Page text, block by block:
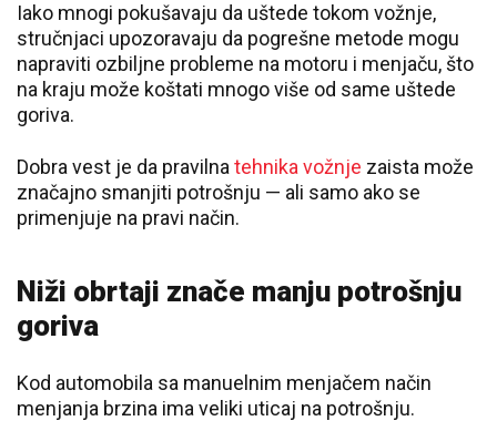
Iako mnogi pokušavaju da uštede tokom vožnje,
stručnjaci upozoravaju da pogrešne metode mogu
napraviti ozbiljne probleme na motoru i menjaču, što
na kraju može koštati mnogo više od same uštede
goriva.
Dobra vest je da pravilna tehnika vožnje zaista može
značajno smanjiti potrošnju — ali samo ako se
primenjuje na pravi način.
Niži obrtaji znače manju potrošnju
goriva
Kod automobila sa manuelnim menjačem način
menjanja brzina ima veliki uticaj na potrošnju.